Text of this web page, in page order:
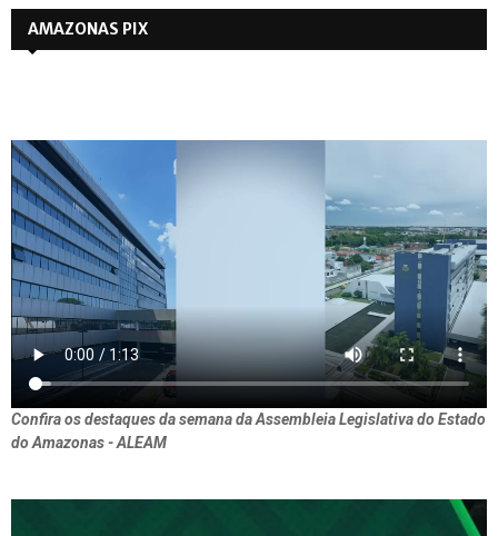
AMAZONAS PIX
Confira os destaques da semana da Assembleia Legislativa do Estado
do Amazonas - ALEAM